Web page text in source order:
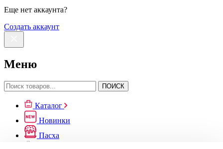
Еще нет аккаунта?
Создать аккаунт
Меню
ПОИСК
Каталог
Новинки
Пасха